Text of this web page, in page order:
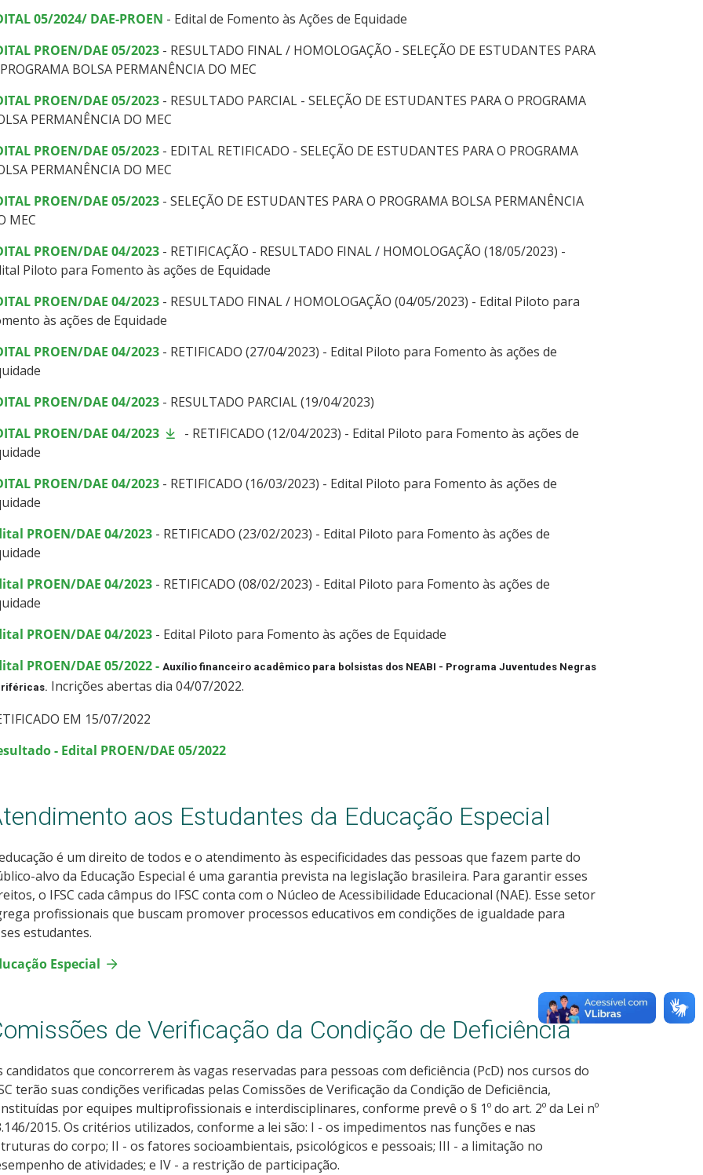
05/2024/ DAE-PROEN - Edital de Fomento às Ações de Equidade
PROEN/DAE 05/2023- RESULTADO FINAL / HOMOLOGAÇÃO - SELEÇÃO DE ESTUDANTES PARA
BOLSA PERMANÊNCIA DO MEC
PROEN/DAE 05/2023- RESULTADO PARCIAL - SELEÇÃO DE ESTUDANTES PARA O PROGRAMA
PERMANÊNCIA DO MEC
PROEN/DAE 05/2023- EDITAL RETIFICADO - SELEÇÃO DE ESTUDANTES PARA O PROGRAMA
PERMANÊNCIA DO MEC
PROEN/DAE 05/2023- SELEÇÃO DE ESTUDANTES PARA O PROGRAMA BOLSA PERMANÊNCIA
MEC
PROEN/DAE 04/2023 - RETIFICAÇÃO - RESULTADO FINAL / HOMOLOGAÇÃO (18/05/2023) -
Piloto para Fomento às ações de Equidade
PROEN/DAE 04/2023 - RESULTADO FINAL / HOMOLOGAÇÃO (04/05/2023) - Edital Piloto para
às ações de Equidade
PROEN/DAE 04/2023 - RETIFICADO (27/04/2023) - Edital Piloto para Fomento às ações de
PROEN/DAE 04/2023 - RESULTADO PARCIAL (19/04/2023)
PROEN/DAE 04/2023
- RETIFICADO (12/04/2023) - Edital Piloto para Fomento às ações de
PROEN/DAE 04/2023- RETIFICADO (16/03/2023) - Edital Piloto para Fomento às ações de
PROEN/DAE 04/2023 - RETIFICADO (23/02/2023) - Edital Piloto para Fomento às ações de
PROEN/DAE 04/2023- RETIFICADO (08/02/2023) - Edital Piloto para Fomento às ações de
PROEN/DAE 04/2023- Edital Piloto para Fomento às ações de Equidade
PROEN/DAE 05/2022 - Auxílio financeiro acadêmico para bolsistas dos NEABI - Programa Juventudes Negras
Incrições abertas dia 04/07/2022.
EM 15/07/2022
- Edital PROEN/DAE 05/2022
aos Estudantes da Educação Especial
é um direito de todos e o atendimento às especificidades das pessoas que fazem parte do
alvo da Educação Especial é uma garantia prevista na legislação brasileira. Para garantir esses
o IFSC cada câmpus do IFSC conta com o Núcleo de Acessibilidade Educacional (NAE). Esse setor
profissionais que buscam promover processos educativos em condições de igualdade para
estudantes.
Especial
de Verificação da Condição de Deficiência
candidatos que concorrerem às vagas reservadas para pessoas com deficiência (PcD) nos cursos do
terão suas condições verificadas pelas Comissões de Verificação da Condição de Deficiência,
por equipes multiprofissionais e interdisciplinares, conforme prevê o § 1º do art. 2º da Lei nº
2015. Os critérios utilizados, conforme a lei são: I - os impedimentos nas funções e nas
do corpo; II - os fatores socioambientais, psicológicos e pessoais; III - a limitação no
de atividades; e IV - a restrição de participação.